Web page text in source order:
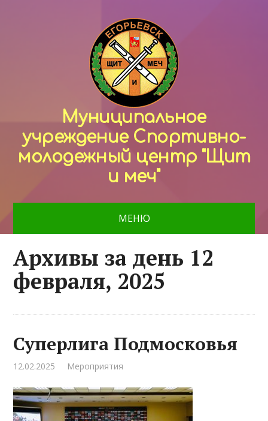
Муниципальное
учреждение Спортивно-
молодежный центр "Щит
и меч"
МЕНЮ
Архивы за день 12
февраля, 2025
Суперлига Подмосковья
12.02.2025 Мероприятия